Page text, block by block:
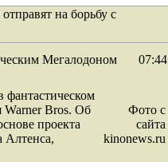
на борьбу с
Мегалодоном 07:44
фантастическом
Warner Bros. Об
проекта
Алтенса,
Фото с
сайта
kinonews.ru